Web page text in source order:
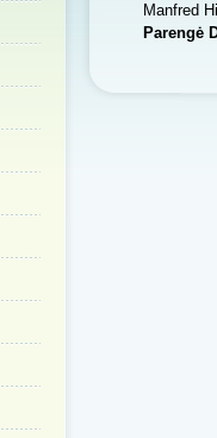
Manfred
Parengė